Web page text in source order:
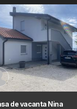
de vacanta Nina